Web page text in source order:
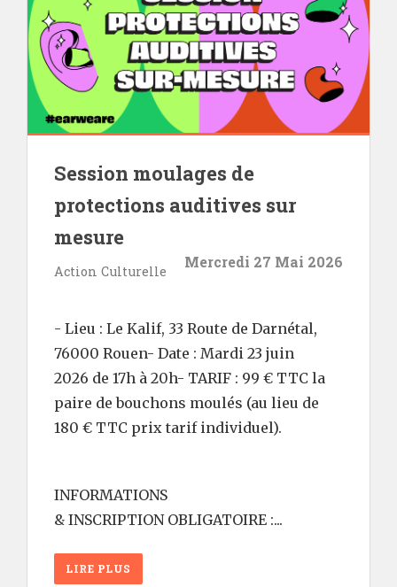
Session moulages de
protections auditives sur
mesure
Action Culturelle
Mercredi 27 Mai 2026
- Lieu : Le Kalif, 33 Route de Darnétal,
76000 Rouen- Date : Mardi 23 juin
2026 de 17h à 20h- TARIF : 99 € TTC la
paire de bouchons moulés (au lieu de
180 € TTC prix tarif individuel).
INFORMATIONS
& INSCRIPTION OBLIGATOIRE :...
LIRE PLUS